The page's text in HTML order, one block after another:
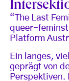
“The Last
queer-
Platform
Ein langes,
geprägt von
Perspektiven.